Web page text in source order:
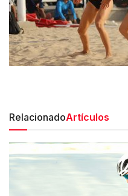
RelacionadoArtículos